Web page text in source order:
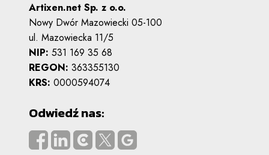
Artixen.net Sp. z o.o.
Nowy Dwór Mazowiecki 05-100
ul. Mazowiecka 11/5
NIP: 531 169 35 68
REGON: 363355130
KRS: 0000594074
Odwiedź nas: